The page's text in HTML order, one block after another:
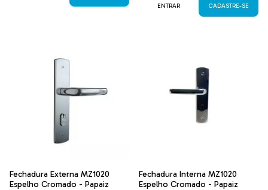
ENTRAR CADASTRE-SE
Fechadura Externa MZ1020
Espelho Cromado - Papaiz
Fechadura Interna MZ1020
Espelho Cromado - Papaiz